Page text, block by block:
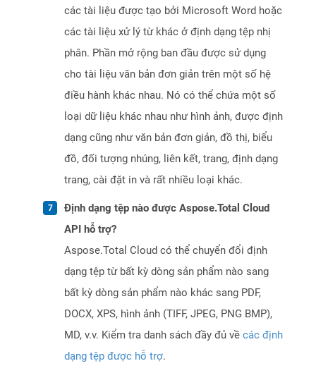
các tài liệu được tạo bởi Microsoft Word hoặc
các tài liệu xử lý từ khác ở định dạng tệp nhị
phân. Phần mở rộng ban đầu được sử dụng
cho tài liệu văn bản đơn giản trên một số hệ
điều hành khác nhau. Nó có thể chứa một số
loại dữ liệu khác nhau như hình ảnh, được định
dạng cũng như văn bản đơn giản, đồ thị, biểu
đồ, đối tượng nhúng, liên kết, trang, định dạng
trang, cài đặt in và rất nhiều loại khác.
Định dạng tệp nào được Aspose.Total Cloud
API hỗ trợ?
Aspose.Total Cloud có thể chuyển đổi định
dạng tệp từ bất kỳ dòng sản phẩm nào sang
bất kỳ dòng sản phẩm nào khác sang PDF,
DOCX, XPS, hình ảnh (TIFF, JPEG, PNG BMP),
MD, v.v. Kiểm tra danh sách đầy đủ về các định
dạng tệp được hỗ trợ.